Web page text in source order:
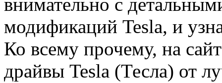
модификаций Tesla, и
Ко всему прочему, на
драйвы Tesla (Тесла) от